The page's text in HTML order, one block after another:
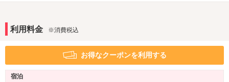
アメニティ
セレクトシャンプー
カールドライヤー
部屋タイプ
利用料金 ※消費税込
お得なクーポンを利用する
宿泊